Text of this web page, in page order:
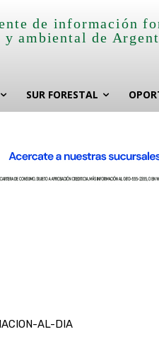
de información
y ambiental de
SUR FORESTAL
AL-DIA